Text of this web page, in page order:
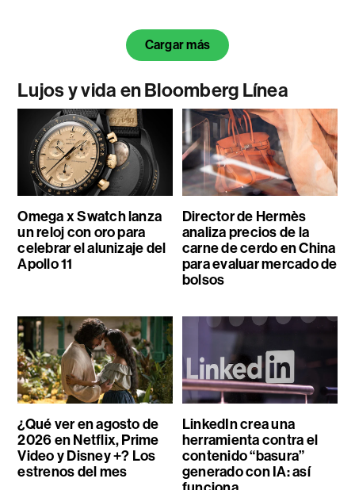
Cargar más
Lujos y vida en Bloomberg Línea
Omega x Swatch lanza
un reloj con oro para
celebrar el alunizaje del
Apollo 11
Director de Hermès
analiza precios de la
carne de cerdo en China
para evaluar mercado de
bolsos
¿Qué ver en agosto de
2026 en Netflix, Prime
Video y Disney +? Los
estrenos del mes
LinkedIn crea una
herramienta contra el
contenido “basura”
generado con IA: así